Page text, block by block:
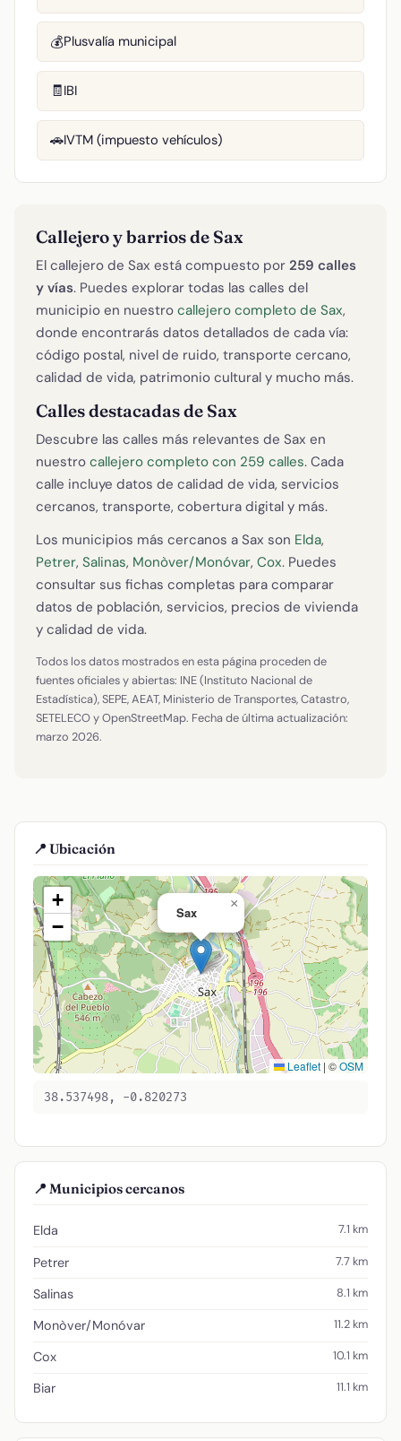
💰Plusvalía municipal
🧾IBI
🚗IVTM (impuesto vehículos)
Callejero y barrios de Sax
El callejero de Sax está compuesto por 259 calles
y vías. Puedes explorar todas las calles del
municipio en nuestro callejero completo de Sax,
donde encontrarás datos detallados de cada vía:
código postal, nivel de ruido, transporte cercano,
calidad de vida, patrimonio cultural y mucho más.
Calles destacadas de Sax
Descubre las calles más relevantes de Sax en
nuestro callejero completo con 259 calles. Cada
calle incluye datos de calidad de vida, servicios
cercanos, transporte, cobertura digital y más.
Los municipios más cercanos a Sax son Elda,
Petrer, Salinas, Monòver/Monóvar, Cox. Puedes
consultar sus fichas completas para comparar
datos de población, servicios, precios de vivienda
y calidad de vida.
Todos los datos mostrados en esta página proceden de
fuentes oficiales y abiertas: INE (Instituto Nacional de
Estadística), SEPE, AEAT, Ministerio de Transportes, Catastro,
SETELECO y OpenStreetMap. Fecha de última actualización:
marzo 2026.
📍 Ubicación
Sax
×
+
−
Leaflet | ©OSM
38.537498, -0.820273
📍 Municipios cercanos
Elda 7.1 km
Petrer 7.7 km
Salinas 8.1 km
Monòver/Monóvar 11.2 km
Cox 10.1 km
Biar 11.1 km